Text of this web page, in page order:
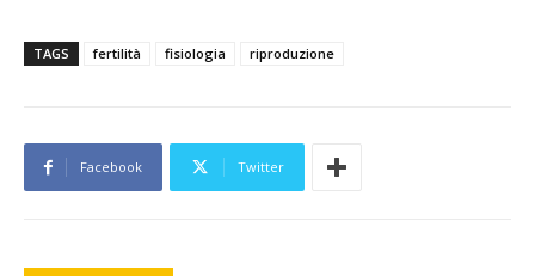
TAGS fertilità fisiologia riproduzione
Facebook Twitter